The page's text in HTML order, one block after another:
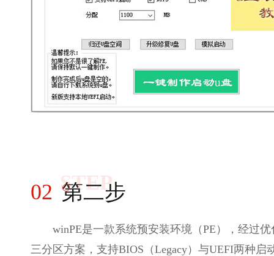
STEP
02 第二步
winPE是一款系统预安装环境（PE），经过
三分区方案，支持BIOS（Legacy）与UEFI两种启